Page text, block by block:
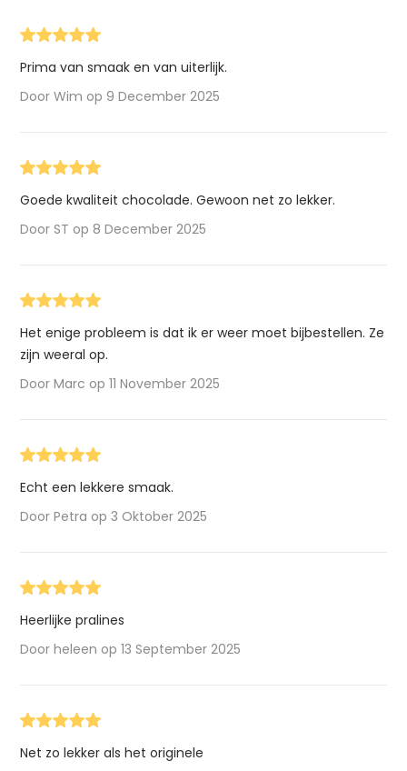
Prima van smaak en van uiterlijk.
Door Wim op 9 December 2025
Goede kwaliteit chocolade. Gewoon net zo lekker.
Door ST op 8 December 2025
Het enige probleem is dat ik er weer moet bijbestellen. Ze
zijn weeral op.
Door Marc op 11 November 2025
Echt een lekkere smaak.
Door Petra op 3 Oktober 2025
Heerlijke pralines
Door heleen op 13 September 2025
Net zo lekker als het originele